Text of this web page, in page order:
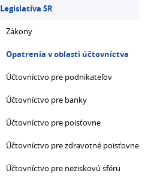
Legislatíva SR
Zákony
Opatrenia v oblasti účtovníctva
Účtovníctvo pre podnikateľov
Účtovníctvo pre banky
Účtovníctvo pre poisťovne
Účtovníctvo pre zdravotné poisťovne
Účtovníctvo pre neziskovú sféru